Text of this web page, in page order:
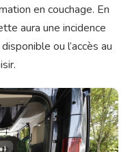
en couchage. En
aura une incidence
ou l’accès au